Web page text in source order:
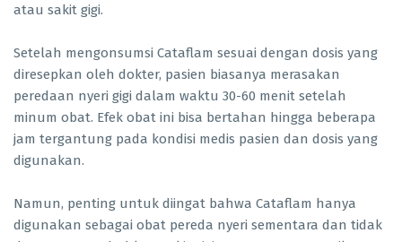
atau sakit gigi.
Setelah mengonsumsi Cataflam sesuai dengan dosis yang
diresepkan oleh dokter, pasien biasanya merasakan
peredaan nyeri gigi dalam waktu 30-60 menit setelah
minum obat. Efek obat ini bisa bertahan hingga beberapa
jam tergantung pada kondisi medis pasien dan dosis yang
digunakan.
Namun, penting untuk diingat bahwa Cataflam hanya
digunakan sebagai obat pereda nyeri sementara dan tidak